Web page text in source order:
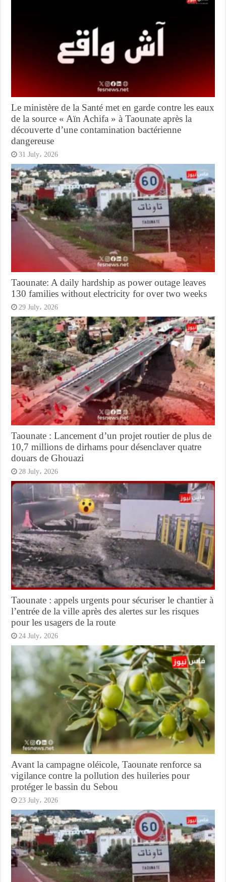
Le ministère de la Santé met en garde contre les eaux
de la source « Aïn Achifa » à Taounate après la
découverte d’une contamination bactérienne
dangereuse
31 July، 2026
Taounate: A daily hardship as power outage leaves
130 families without electricity for over two weeks
29 July، 2026
Taounate : Lancement d’un projet routier de plus de
10,7 millions de dirhams pour désenclaver quatre
douars de Ghouazi
28 July، 2026
Taounate : appels urgents pour sécuriser le chantier à
l’entrée de la ville après des alertes sur les risques
pour les usagers de la route
24 July، 2026
Avant la campagne oléicole, Taounate renforce sa
vigilance contre la pollution des huileries pour
protéger le bassin du Sebou
23 July، 2026